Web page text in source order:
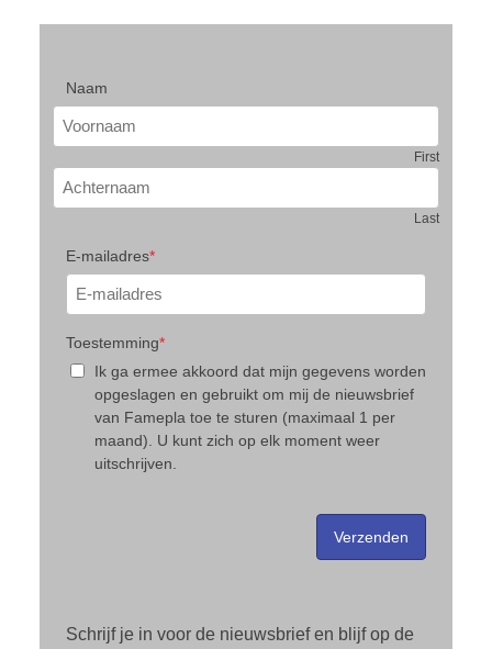
Naam
First
Last
E-mailadres*
Toestemming*
Ik ga ermee akkoord dat mijn gegevens worden
opgeslagen en gebruikt om mij de nieuwsbrief
van Famepla toe te sturen (maximaal 1 per
maand). U kunt zich op elk moment weer
uitschrijven.
Schrijf je in voor de nieuwsbrief en blijf op de